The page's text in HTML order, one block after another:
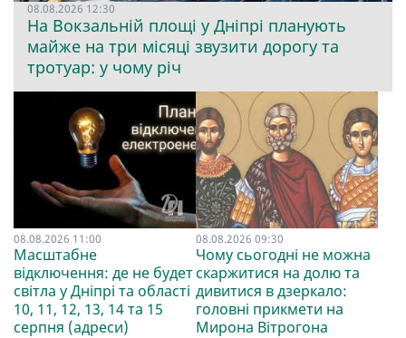
08.08.2026 12:30
На Вокзальній площі у Дніпрі планують
майже на три місяці звузити дорогу та
тротуар: у чому річ
08.08.2026 11:00
Масштабне
відключення: де не будет
світла у Дніпрі та області
10, 11, 12, 13, 14 та 15
серпня (адреси)
08.08.2026 09:30
Чому сьогодні не можна
скаржитися на долю та
дивитися в дзеркало:
головні прикмети на
Мирона Вітрогона